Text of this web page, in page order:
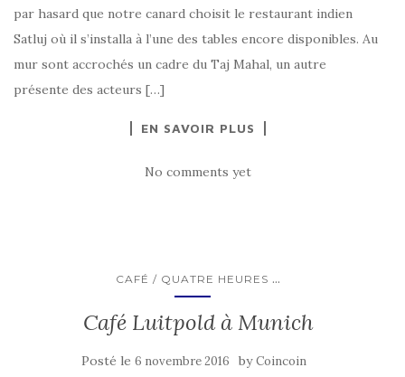
par hasard que notre canard choisit le restaurant indien
Satluj où il s’installa à l’une des tables encore disponibles. Au
mur sont accrochés un cadre du Taj Mahal, un autre
présente des acteurs […]
EN SAVOIR PLUS
No comments yet
CAFÉ / QUATRE HEURES ...
Café Luitpold à Munich
Posté le 6 novembre 2016 byCoincoin